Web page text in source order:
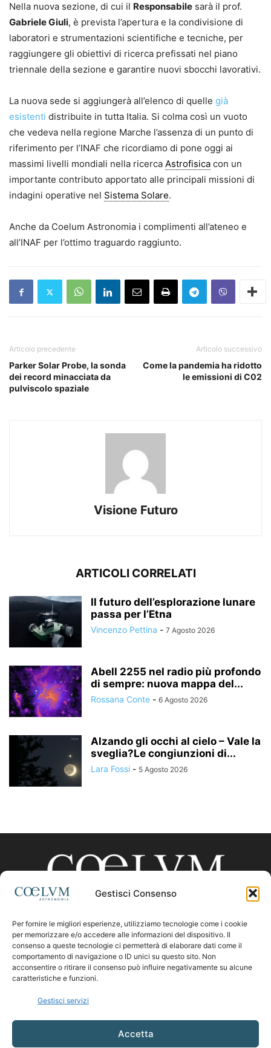
Gestisci Consenso
Per fornire le migliori esperienze, utilizziamo tecnologie come i cookie
per memorizzare e/o accedere alle informazioni del dispositivo. Il
consenso a queste tecnologie ci permetterà di elaborare dati come il
comportamento di navigazione o ID unici su questo sito. Non
acconsentire o ritirare il consenso può influire negativamente su alcune
caratteristiche e funzioni.
Gestisci servizi
Accetta
Nella nuova sezione, di cui il Responsabile sarà il prof.
Gabriele Giuli, è prevista l’apertura e la condivisione di
laboratori e strumentazioni scientifiche e tecniche, per
raggiungere gli obiettivi di ricerca prefissati nel piano
triennale della sezione e garantire nuovi sbocchi lavorativi.
La nuova sede si aggiungerà all’elenco di quelle già
esistenti distribuite in tutta Italia. Si colma così un vuoto
che vedeva nella regione Marche l’assenza di un punto di
riferimento per l’INAF che ricordiamo di pone oggi ai
massimi livelli mondiali nella ricerca Astrofisica con un
importante contributo apportato alle principali missioni di
indagini operative nel Sistema Solare.
Anche da Coelum Astronomia i complimenti all’ateneo e
all’INAF per l’ottimo traguardo raggiunto.
Articolo precedente
Parker Solar Probe, la sonda
dei record minacciata da
pulviscolo spaziale
Articolo successivo
Come la pandemia ha ridotto
le emissioni di C02
Visione Futuro
ARTICOLI CORRELATI
Il futuro dell’esplorazione lunare
passa per l’Etna
Vincenzo Pettina - 7 Agosto 2026
Abell 2255 nel radio più profondo
di sempre: nuova mappa del...
Rossana Conte - 6 Agosto 2026
Alzando gli occhi al cielo – Vale la
sveglia?Le congiunzioni di...
Lara Fossi - 5 Agosto 2026
CHI SIAMO
Contattaci:coelumastro@coelum.com